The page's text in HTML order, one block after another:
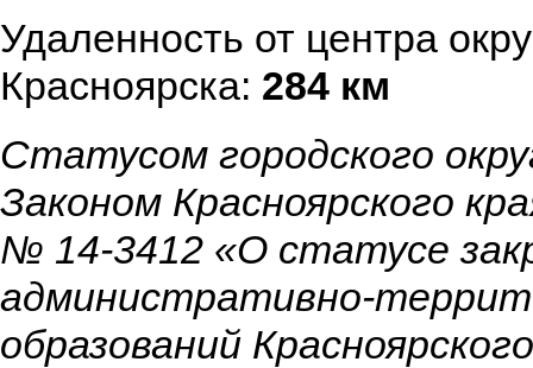
Удаленность от центра
Красноярска: 284 км
Статусом городского
Законом Красноярского
№ 14-3412 «О статусе
административно-
образований